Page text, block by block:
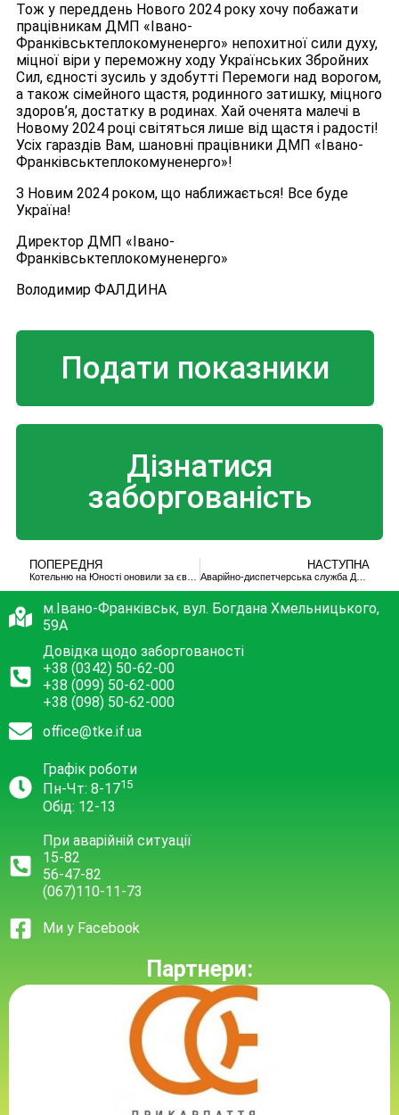
Тож у переддень Нового 2024 року хочу побажати
працівникам ДМП «Івано-
Франківськтеплокомуненерго» непохитної сили духу,
міцної віри у переможну ходу Українських Збройних
Сил, єдності зусиль у здобутті Перемоги над ворогом,
а також сімейного щастя, родинного затишку, міцного
здоров’я, достатку в родинах. Хай оченята малечі в
Новому 2024 році світяться лише від щастя і радості!
Усіх гараздів Вам, шановні працівники ДМП «Івано-
Франківськтеплокомуненерго»!
З Новим 2024 роком, що наближається! Все буде
Україна!
Директор ДМП «Івано-
Франківськтеплокомуненерго»
Володимир ФАЛДИНА
Подати показники
Дізнатися
заборгованість
ПОПЕРЕДНЯ НАСТУПНА
м.Івано-Франківськ, вул. Богдана Хмельницького,
59А
Довідка щодо заборгованості
+38 (0342) 50-62-00
+38 (099) 50-62-000
+38 (098) 50-62-000
office@tke.if.ua
Графік роботи
Пн-Чт: 8-1715
Обід: 12-13
При аварійній ситуації
15-82
56-47-82
(067)110-11-73
Ми у Facebook
Партнери: